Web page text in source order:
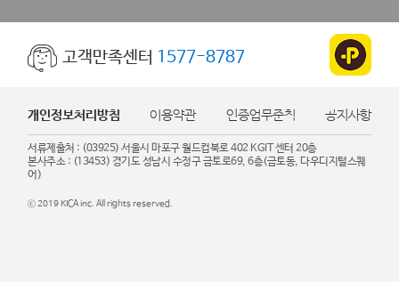
고객만족센터 1577-8787
개인정보처리방침 이용약관 인증업무준칙 공지사항
서류제출처 : (03925) 서울시 마포구 월드컵북로 402 KGIT 센터 20층
본사주소 : (13453) 경기도 성남시 수정구 금토로69, 6층(금토동, 다우디지털스퀘
어)
ⓒ 2019 KICA inc. All rights reserved.